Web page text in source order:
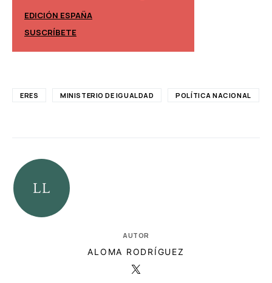
EDICIÓN ESPAÑA
SUSCRÍBETE
ERES MINISTERIO DE IGUALDAD POLÍTICA NACIONAL
AUTOR
ALOMA RODRÍGUEZ